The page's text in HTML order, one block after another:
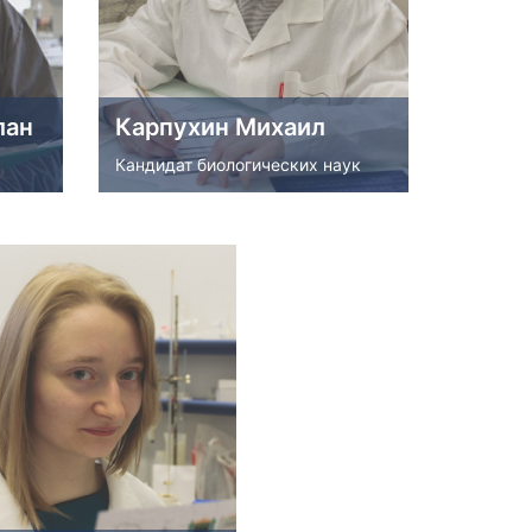
Оплата и возврат
Акции
Публичная оферта
Политика конфиденциальности
Вакансии
Партнёрство
Карпухин Михаил
Кандидат биологических наук
Карпухин Михаил
Кандидат биологических наук
18 публикаций
Подробнее